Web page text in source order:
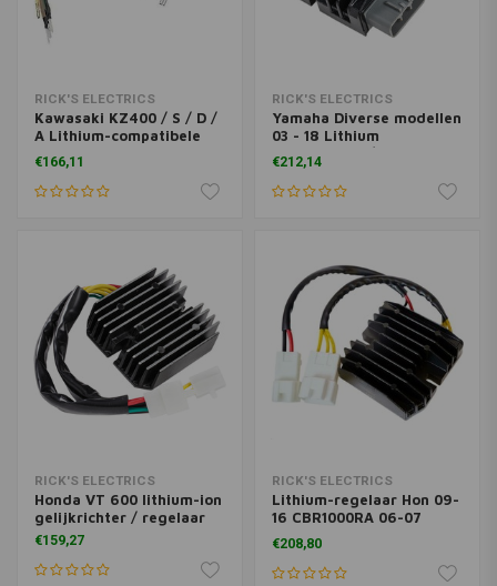
RICK'S ELECTRICS
Kawasaki KZ400 / S / D /
A Lithium-compatibele
gelijkrichterregelaar
€166,11
RICK'S ELECTRICS
Yamaha Diverse modellen
03 - 18 Lithium
gelijkrichter / regelaar
€212,14
RICK'S ELECTRICS
Honda VT 600 lithium-ion
gelijkrichter / regelaar
€159,27
RICK'S ELECTRICS
Lithium-regelaar Hon 09-
16 CBR1000RA 06-07
CBR1000RR
€208,80